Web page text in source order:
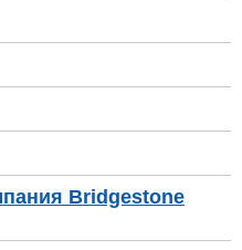
Bridgestone